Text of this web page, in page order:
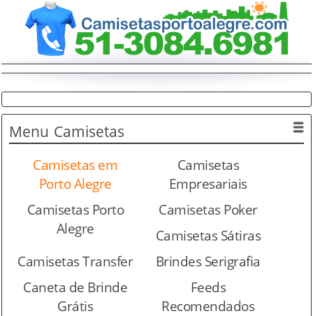
Menu Camisetas
Camisetas em
Porto Alegre
Camisetas
Empresariais
Camisetas Porto
Alegre
Camisetas Poker
Camisetas Sátiras
Camisetas Transfer
Brindes Serigrafia
Caneta de Brinde
Grátis
Feeds
Recomendados